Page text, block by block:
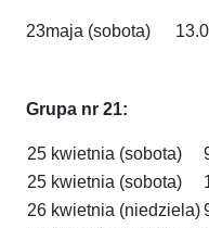
23maja (sobota)
Grupa nr 21:
25 kwietnia (sobota)
25 kwietnia (sobota)
26 kwietnia (niedziela)